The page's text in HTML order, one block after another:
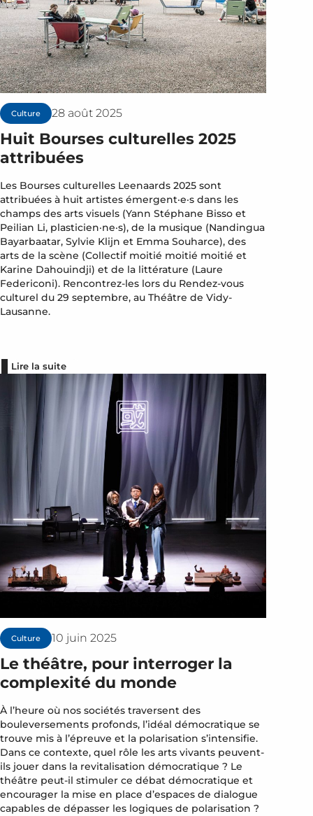
Culture 28 août 2025
Huit Bourses culturelles 2025
attribuées
Les Bourses culturelles Leenaards 2025 sont
attribuées à huit artistes émergent·e·s dans les
champs des arts visuels (Yann Stéphane Bisso et
Peilian Li, plasticien·ne·s), de la musique (Nandingua
Bayarbaatar, Sylvie Klijn et Emma Souharce), des
arts de la scène (Collectif moitié moitié moitié et
Karine Dahouindji) et de la littérature (Laure
Federiconi). Rencontrez-les lors du Rendez-vous
culturel du 29 septembre, au Théâtre de Vidy-
Lausanne.
Lire la suite
Culture 10 juin 2025
Le théâtre, pour interroger la
complexité du monde
À l’heure où nos sociétés traversent des
bouleversements profonds, l’idéal démocratique se
trouve mis à l’épreuve et la polarisation s’intensifie.
Dans ce contexte, quel rôle les arts vivants peuvent-
ils jouer dans la revitalisation démocratique ? Le
théâtre peut-il stimuler ce débat démocratique et
encourager la mise en place d’espaces de dialogue
capables de dépasser les logiques de polarisation ?